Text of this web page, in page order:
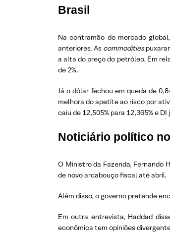
Brasil
Na contramão do mercado
anteriores. As commodities
a alta do preço do petróleo. Em
de 2%.
Já o dólar fechou em queda de
melhora do apetite ao risco por
caiu de 12,505% para 12,365% e
Noticiário político
O Ministro da Fazenda, Fernando
de novo arcabouço fiscal até abril.
Além disso, o governo pretende
Em outra entrevista, Haddad
econômica tem opiniões